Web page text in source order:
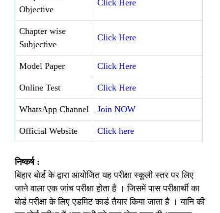
Objective
Click Here
Chapter wise
Subjective
Click Here
Model Paper Click Here
Online Test Click Here
WhatsApp Channel Join NOW
Official Website Click here
निष्कर्ष :
बिहार बोर्ड के द्वारा आयोजित यह परीक्षा स्कूली स्तर पर लिए
जाने वाला एक जांच परीक्षा होता है । जिसमें पास परीक्षार्थी का
बोर्ड परीक्षा के लिए एडमिट कार्ड तैयार किया जाता है । यानि की